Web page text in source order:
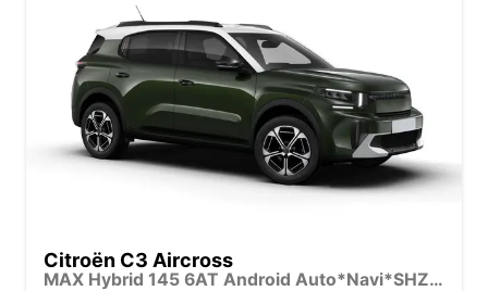
Citroën C3 Aircross
MAX Hybrid 145 6AT Android Auto*Navi*SHZ*Kamera*Totwinkel*Keyless*17"*Klimaauto